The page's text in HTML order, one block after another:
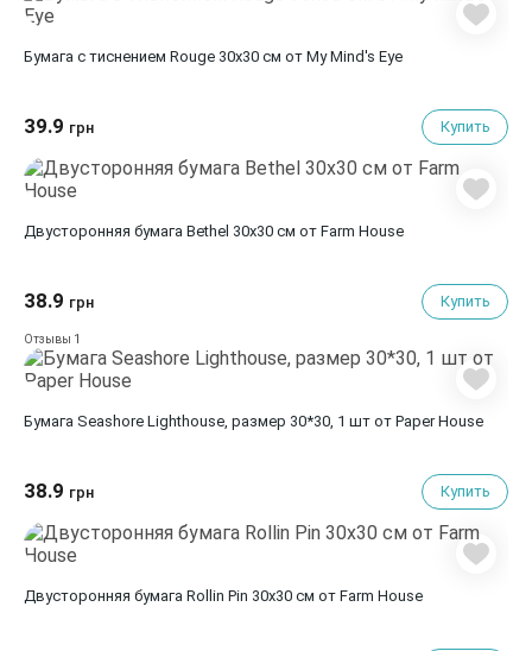
Бумага с тиснением Rouge 30х30 см от My Mind's Eye
39.9 грн Купить
Двусторонняя бумага Bethel 30х30 см от Farm House
38.9 грн Купить
Отзывы 1
Бумага Seashore Lighthouse, размер 30*30, 1 шт от Paper House
38.9 грн Купить
Двусторонняя бумага Rollin Pin 30х30 см от Farm House